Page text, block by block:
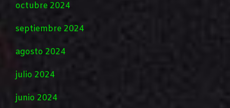
octubre 2024
septiembre 2024
agosto 2024
julio 2024
junio 2024